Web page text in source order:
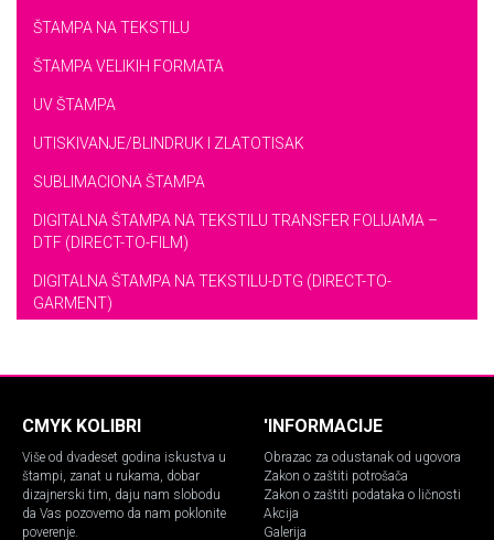
ŠTAMPA NA TEKSTILU
ŠTAMPA VELIKIH FORMATA
UV ŠTAMPA
UTISKIVANJE/BLINDRUK I ZLATOTISAK
SUBLIMACIONA ŠTAMPA
DIGITALNA ŠTAMPA NA TEKSTILU TRANSFER FOLIJAMA –
DTF (DIRECT-TO-FILM)
DIGITALNA ŠTAMPA NA TEKSTILU-DTG (DIRECT-TO-
GARMENT)
CMYK KOLIBRI
Više od dvadeset godina iskustva u
štampi, zanat u rukama, dobar
dizajnerski tim, daju nam slobodu
da Vas pozovemo da nam poklonite
poverenje.
'INFORMACIJE
Obrazac za odustanak od ugovora
Zakon o zaštiti potrošača
Zakon o zaštiti podataka o ličnosti
Akcija
Galerija